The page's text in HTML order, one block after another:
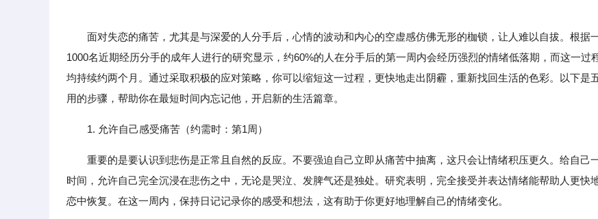
面对失恋的痛苦，尤其是与深爱的人分手后，心情的波动和内心的空虚感仿佛无形的枷锁，让人难以自拔。根据
1000名近期经历分手的成年人进行的研究显示，约60%的人在分手后的第一周内会经历强烈的情绪低落期，而这一过
均持续约两个月。通过采取积极的应对策略，你可以缩短这一过程，更快地走出阴霾，重新找回生活的色彩。以下是
用的步骤，帮助你在最短时间内忘记他，开启新的生活篇章。
1. 允许自己感受痛苦（约需时：第1周）
重要的是要认识到悲伤是正常且自然的反应。不要强迫自己立即从痛苦中抽离，这只会让情绪积压更久。给自己
时间，允许自己完全沉浸在悲伤之中，无论是哭泣、发脾气还是独处。研究表明，完全接受并表达情绪能帮助人更快
恋中恢复。在这一周内，保持日记记录你的感受和想法，这有助于你更好地理解自己的情绪变化。